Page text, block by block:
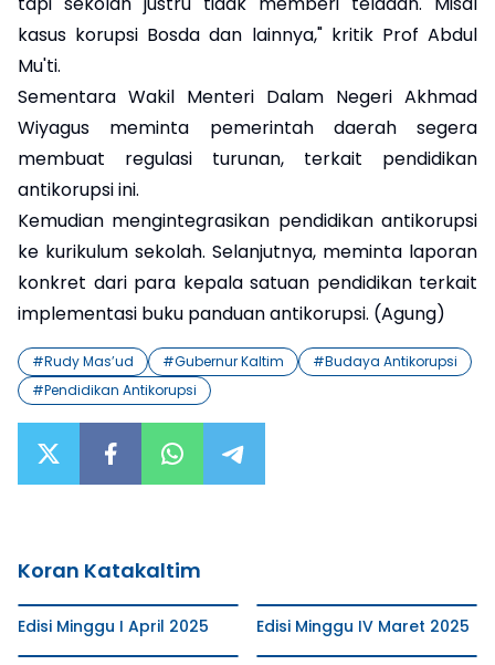
kasus korupsi Bosda dan lainnya," kritik Prof Abdul
Mu'ti.
Sementara Wakil Menteri Dalam Negeri Akhmad
Wiyagus meminta pemerintah daerah segera
membuat regulasi turunan, terkait pendidikan
antikorupsi ini.
Kemudian mengintegrasikan pendidikan antikorupsi
ke kurikulum sekolah. Selanjutnya, meminta laporan
konkret dari para kepala satuan pendidikan terkait
implementasi buku panduan antikorupsi. (Agung)
#Rudy Mas’ud #Gubernur Kaltim #Budaya Antikorupsi
#Pendidikan Antikorupsi
Koran Katakaltim
Edisi Minggu I April 2025 Edisi Minggu IV Maret 2025